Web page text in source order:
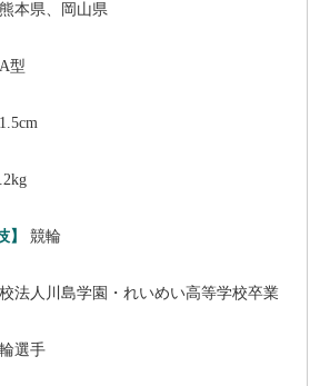
熊本県、岡山県
A型
】 競輪
法人川島学園・れいめい高等学校卒業
選手